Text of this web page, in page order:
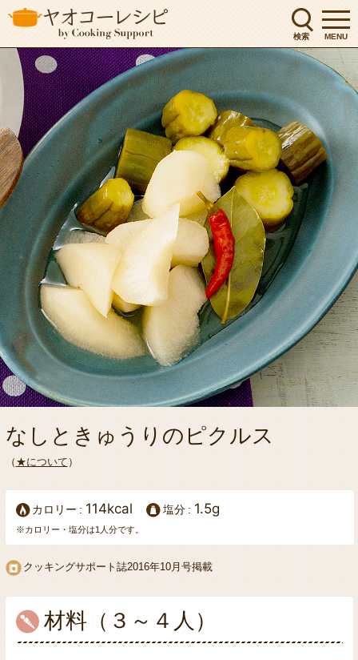
検索 MENU
なしときゅうりのピクルス
（ ★について ）
カロリー 114kcal 塩分 1.5g
※カロリー・塩分は1人分です。
クッキングサポート誌2016年10月号掲載
材料（３～４人）